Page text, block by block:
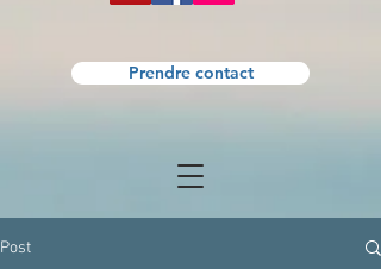
Prendre contact
Post